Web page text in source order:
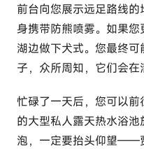
前台向您展示远足路线
身携带防熊喷雾。如果
湖边做下犬式。您最终
子，众所周知，它们会在
忙碌了一天后，您可以
的大型私人露天热水浴
泡，一定要抬头仰望——